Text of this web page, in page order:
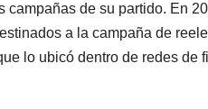
campañas de su partido. En
a la campaña de
lo ubicó dentro de redes de